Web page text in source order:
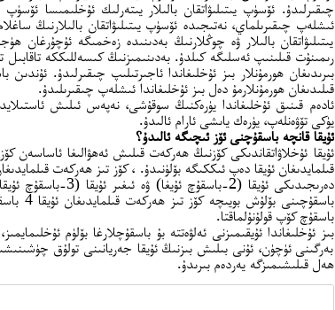
چىقىرلىدۇ. ئۆسۈپ يىتىلىۋاتقان بالىلار يىتەرلىك ئۇخلىمىسا
ئىشلەپ چىقىرىلماي، نەتىجىدە ئۆسۈپ يىتىلىۋاتقان بالىلارنىڭ
يىتىلىۋاتقان بالىلار ۋە چوڭلارنىڭ بەدىنىدە زەخمىگە ئۇچۇرغان
رىمىنۇت قىلىنىپ ئەسلىگە كىلدۇ. بەدىنىمىزنىڭ كىسەللىككە
بىرىدىغان ھورمۇنلار بىز ئۇخلىغاندا ئاجىرتىلىپ چىقىرلىدۇ. ئۇندىن
قىلىدىغان ھورمۇنلارمۇ دەل بىز ئۇخلىغاندا ئىشلەپ چىقىرىلىدۇ.
ئادەم قىنىق ئۇخلىغاندا يۈرەكنىڭ سوقۇشى، نەپەس ئىلىش
يۈكى تۆۋەنلەپ، يۈرەك ياىشى ئارام ئالىدۇ.
ئۇيقا قانچە باسقۇچنى ئۆز ئىچىگە ئالىدۇ؟
ئۇيقا ئۇخلاۋاتقاندىكى كۆزنىڭ ھەركەت قىلىش ئەھۋالىغا ئاساسەن
دەرىجىدىكى ئۇيقا (2-
باسقۇچ كۆپ قولۇنۇلماقتا.
بىز ئۇخلىغاندا ئۇيقىمىزنى ئەلۋەتتە بۇ باسقۇچلارغا بۆلۈم
بەرگىنى ئۈچۈن، ئۇنى بىلىش بىزنىڭ ئۇيقا جەريانىنى تولۇق
ھەل قىلىشىمىزگە يەردەم بىرىدۇ.